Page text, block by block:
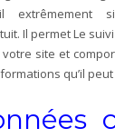
Il permet Le
votre site et
qu’il